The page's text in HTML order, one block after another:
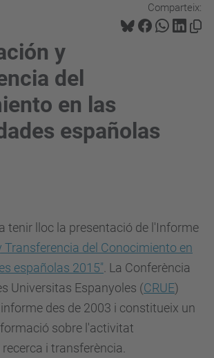
Comparteix:
y
del
en las
españolas
tenir lloc la presentació de l'Informe
Transferencia del Conocimiento en
españolas 2015" . La Conferència
Universitas Espanyoles (CRUE)
des de 2003 i constitueix un
sobre l'activitat
i transferència.